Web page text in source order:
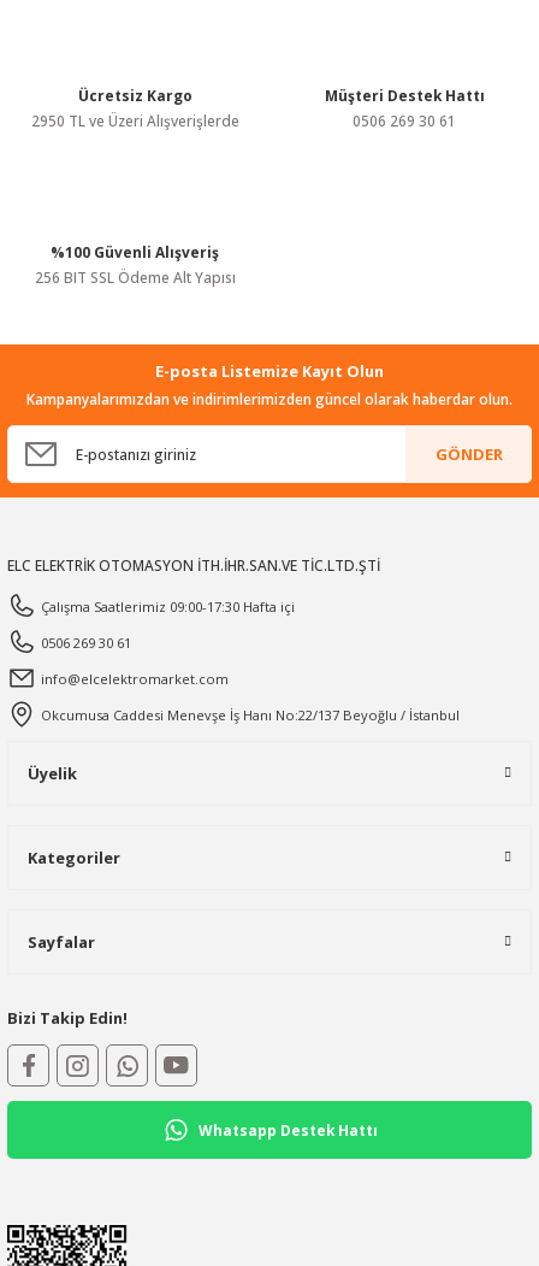
Bu ürüne benzer farklı alternatifler olmalı.
Ücretsiz Kargo
2950 TL ve Üzeri Alışverişlerde
Müşteri Destek Hattı
0506 269 30 61
%100 Güvenli Alışveriş
256 BIT SSL Ödeme Alt Yapısı
E-posta Listemize Kayıt Olun
Kampanyalarımızdan ve indirimlerimizden güncel olarak haberdar olun.
GÖNDER
ELC ELEKTRİK OTOMASYON İTH.İHR.SAN.VE TİC.LTD.ŞTİ
Çalışma Saatlerimiz 09:00-17:30 Hafta içi
0506 269 30 61
info@elcelektromarket.com
Okcumusa Caddesi Menevşe İş Hanı No:22/137 Beyoğlu / İstanbul
Üyelik
Kategoriler
Sayfalar
Bizi Takip Edin!
Whatsapp Destek Hattı